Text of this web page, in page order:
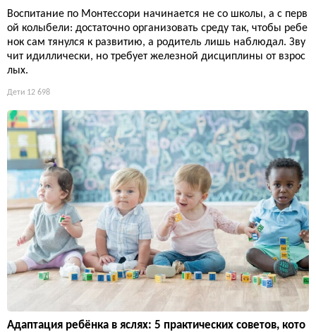
Воспитание по Монтессори начинается не со школы, а с перв
ой колыбели: достаточно организовать среду так, чтобы ребе
нок сам тянулся к развитию, а родитель лишь наблюдал. Зву
чит идиллически, но требует железной дисциплины от взрос
лых.
Дети 12 698
Адаптация ребёнка в яслях: 5 практических советов, кото